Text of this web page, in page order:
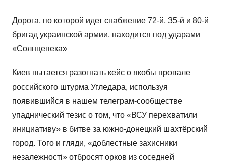
Дорога, по которой идет снабжение 72-й, 35-й и 80-й
бригад украинской армии, находится под ударами
«Солнцепека»
Киев пытается разогнать кейс о якобы провале
российского штурма Угледара, используя
появившийся в нашем телеграм-сообществе
упаднический тезис о том, что «ВСУ перехватили
инициативу» в битве за южно-донецкий шахтёрский
город. Того и гляди, «доблестные захисники
незалежностi» отбросят орков из соседней